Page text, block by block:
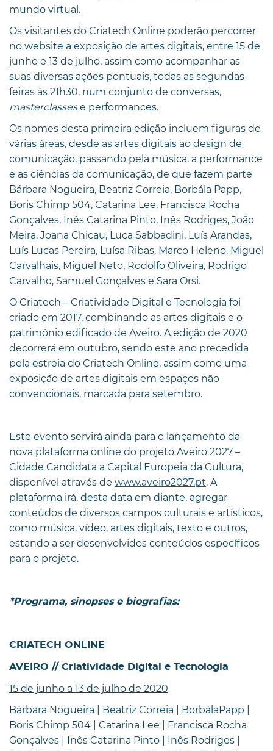
mundo virtual.
Os visitantes do Criatech Online poderão percorrer
no website a exposição de artes digitais, entre 15 de
junho e 13 de julho, assim como acompanhar as
suas diversas ações pontuais, todas as segundas-
feiras às 21h30, num conjunto de conversas,
masterclassese performances.
Os nomes desta primeira edição incluem figuras de
várias áreas, desde as artes digitais ao design de
comunicação, passando pela música, a performance
e as ciências da comunicação, de que fazem parte
Bárbara Nogueira, Beatriz Correia, Borbála Papp,
Boris Chimp 504, Catarina Lee, Francisca Rocha
Gonçalves, Inês Catarina Pinto, Inês Rodriges, João
Meira, Joana Chicau, Luca Sabbadini, Luís Arandas,
Luís Lucas Pereira, Luísa Ribas, Marco Heleno, Miguel
Carvalhais, Miguel Neto, Rodolfo Oliveira, Rodrigo
Carvalho, Samuel Gonçalves e Sara Orsi.
O Criatech – Criatividade Digital e Tecnologia foi
criado em 2017, combinando as artes digitais e o
património edificado de Aveiro. A edição de 2020
decorrerá em outubro, sendo este ano precedida
pela estreia do Criatech Online, assim como uma
exposição de artes digitais em espaços não
convencionais, marcada para setembro.
Este evento servirá ainda para o lançamento da
nova plataforma online do projeto Aveiro 2027 –
Cidade Candidata a Capital Europeia da Cultura,
disponível através de www.aveiro2027.pt. A
plataforma irá, desta data em diante, agregar
conteúdos de diversos campos culturais e artísticos,
como música, vídeo, artes digitais, texto e outros,
estando a ser desenvolvidos conteúdos específicos
para o projeto.
*Programa, sinopses e biografias:
CRIATECH ONLINE
AVEIRO // Criatividade Digital e Tecnologia
15 de junho a 13 de julho de 2020
Bárbara Nogueira | Beatriz Correia | BorbálaPapp |
Boris Chimp 504 | Catarina Lee | Francisca Rocha
Gonçalves | Inês Catarina Pinto | Inês Rodriges |